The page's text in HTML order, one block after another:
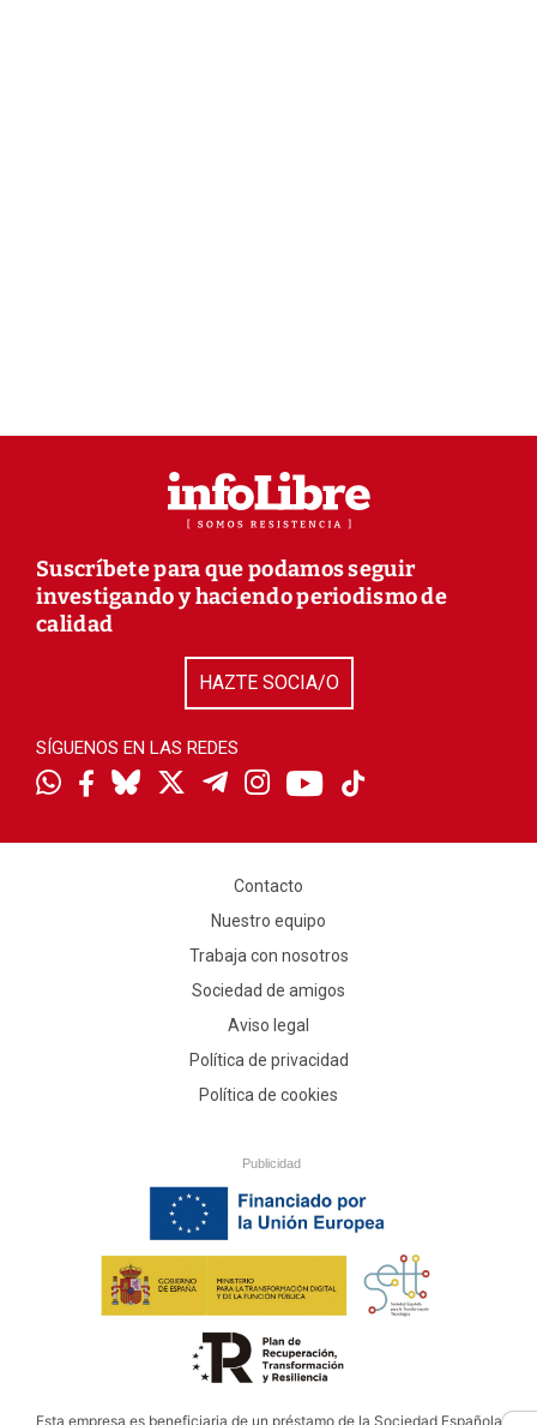
Suscríbete para que podamos seguir
investigando y haciendo periodismo de
calidad
HAZTE SOCIA/O
SÍGUENOS EN LAS REDES
Contacto
Nuestro equipo
Trabaja con nosotros
Sociedad de amigos
Aviso legal
Política de privacidad
Política de cookies
Publicidad
Esta empresa es beneficiaria de un préstamo de la Sociedad Española